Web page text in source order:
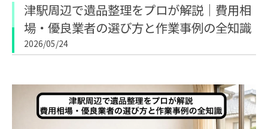
津駅周辺で遺品整理をプロが解説｜費用相
場・優良業者の選び方と作業事例の全知識
2026/05/24